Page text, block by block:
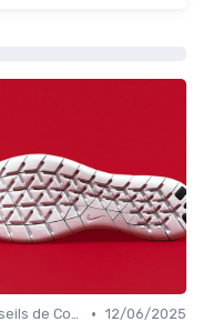
Conseils de Confort au Quotidien • 12/06/2025